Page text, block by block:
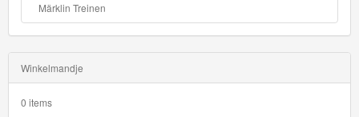
Märklin Treinen
Winkelmandje
0 items